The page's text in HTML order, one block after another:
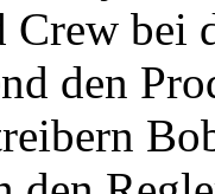
bei
den